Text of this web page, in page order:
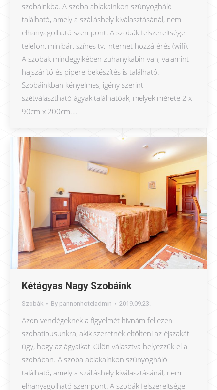
szobáinkba. A szoba ablakainkon szúnyogháló
található, amely a szálláshely kiválasztásánál, nem
elhanyagolható szempont. A szobák felszereltsége:
telefon, minibár, színes tv, internet hozzáférés (wifi).
A szobák mindegyikében zuhanykabin van, valamint
hajszárító és pipere bekészítés is található.
Szobáinkban kényelmes, igény szerint
szétválasztható ágyak találhatóak, melyek mérete 2 x
90cm x 200cm.…
Kétágyas Nagy Szobáink
Szobák By pannonhoteladmin 2019.09.23.
Azon vendégeknek a figyelmét hívnám fel ezen
szobatípusunkra, akik szeretnék eltölteni az éjszakát
úgy, hogy az ágyaikat külön választva helyezzük el a
szobában. A szoba ablakainkon szúnyogháló
található, amely a szálláshely kiválasztásánál, nem
elhanyagolható szempont. A szobák felszereltsége: